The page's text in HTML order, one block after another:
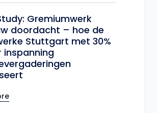
Gremiumwerk
doordacht – hoe de
Stuttgart met 30%
inspanning